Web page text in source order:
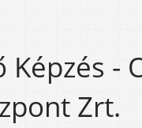
-
Zrt.